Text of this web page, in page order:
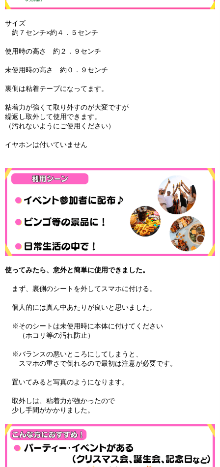
サイズ
約７センチ×約４．５センチ
使用時の高さ 約２．９センチ
未使用時の高さ 約０．９センチ
裏側は粘着テープになってます。
粘着力が強くて取り外すのが大変ですが
繰返し取外して使用できます。
（汚れないようにご使用ください）
イヤホンは付いていません
使ってみたら、意外と簡単に使用できました。
まず、裏側のシートを外してスマホに付ける。
個人的には真ん中あたりが良いと思いました。
※そのシートは未使用時に本体に付けてください
（ホコリ等の汚れ防止）
※バランスの悪いところにしてしまうと、
スマホの重さで倒れるので最初は注意が必要です。
置いてみると写真のようになります。
取外しは、粘着力が強かったので
少し手間がかかりました。